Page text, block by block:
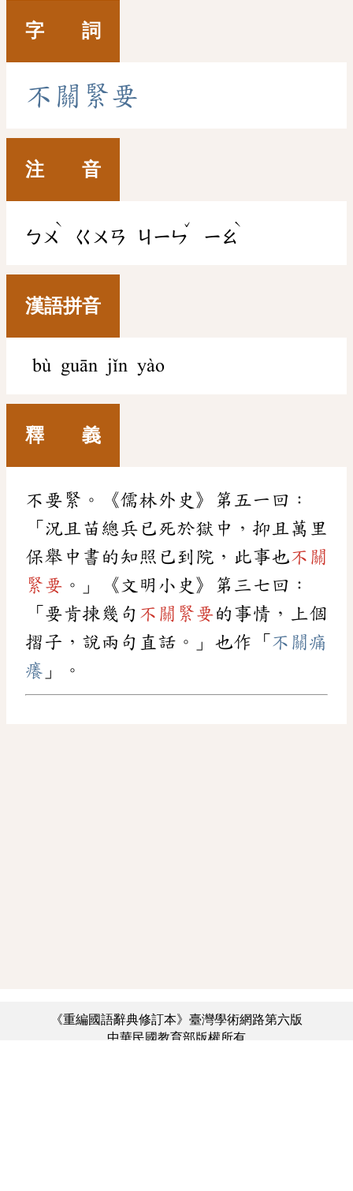
字 詞
不 關 緊要
注 音
ㄅㄨ
ˋ
ㄍㄨㄢ ㄐㄧㄣ
ˇ
ㄧㄠ
ˋ
漢語拼音
bù guān jǐn yào
釋 義
不要緊。《儒林外史》第五一回：
「況且苗總兵已死於獄中，抑且萬里
保舉中書的知照已到院，此事也不關
緊要 。」《文明小史》第三七回：
「要肯揀幾句 不關緊要的事情，上個
摺子，說兩句直話。」也作「 不關痛
癢 」。
《重編國語辭典修訂本》臺灣學術網路第六版
中華民國教育部版權所有